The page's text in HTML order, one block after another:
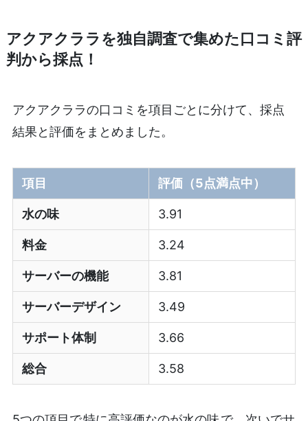
アクアクララを独自調査で集めた口コミ評
判から採点！
アクアクララの口コミを項目ごとに分けて、採点
結果と評価をまとめました。
項目 評価（5点満点中）
水の味 3.91
料金 3.24
サーバーの機能 3.81
サーバーデザイン 3.49
サポート体制 3.66
総合 3.58